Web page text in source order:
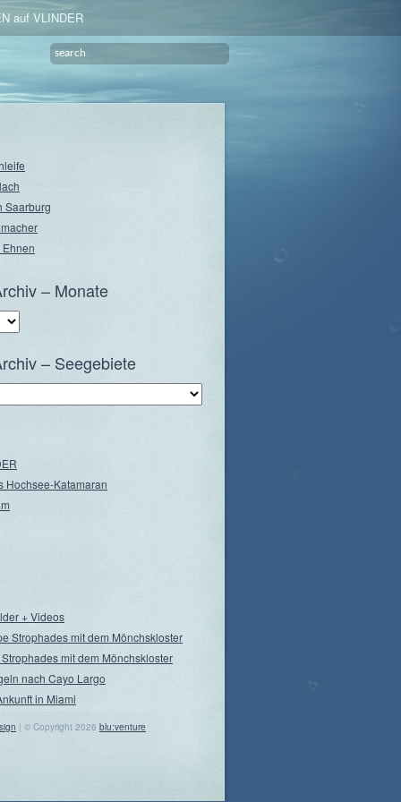
auf VLINDER
Saarburg
– Monate
– Seegebiete
Hochsee-Katamaran
+ Videos
Strophades mit dem Mönchskloster
mit dem Mönchskloster
nach Cayo Largo
in Miami
| © Copyright 2026 blu:venture